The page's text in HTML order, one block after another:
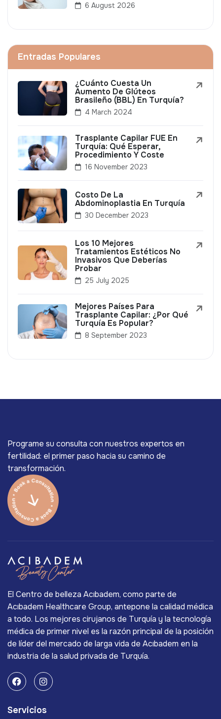
6 August 2026
Entradas Populares
¿Cuánto Cuesta Un
Aumento De Glúteos
Brasileño (BBL) En Turquía?
4 March 2024
Trasplante Capilar FUE En
Turquía: Qué Esperar,
Procedimiento Y Coste
16 November 2023
Costo De La
Abdominoplastia En Turquía
30 December 2023
Los 10 Mejores
Tratamientos Estéticos No
Invasivos Que Deberías
Probar
25 July 2025
Mejores Países Para
Trasplante Capilar: ¿Por Qué
Turquía Es Popular?
8 September 2023
Programe su consulta con nuestros expertos en
fertilidad: el primer paso hacia su camino de
transformación.
El Centro de belleza Acıbadem, como parte de
Acıbadem Healthcare Group, antepone la calidad médica
a todo. Los mejores cirujanos de Turquía y la tecnología
médica de primer nivel es la razón principal de la posición
de líder del mercado de larga vida de Acıbadem en la
industria de la salud privada de Turquía.
Servicios